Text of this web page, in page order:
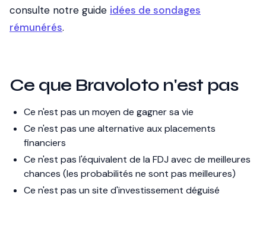
consulte notre guide idées de sondages
rémunérés.
Ce que Bravoloto n'est pas
Ce n'est pas un moyen de gagner sa vie
Ce n'est pas une alternative aux placements
financiers
Ce n'est pas l'équivalent de la FDJ avec de meilleures
chances (les probabilités ne sont pas meilleures)
Ce n'est pas un site d'investissement déguisé